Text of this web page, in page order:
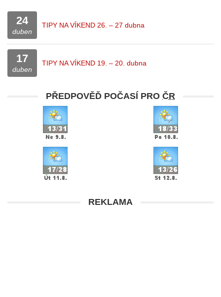
24
duben
TIPY NA VÍKEND 26. – 27 dubna
17
duben
TIPY NA VÍKEND 19. – 20. dubna
PŘEDPOVĚĎ POČASÍ PRO ČR
REKLAMA